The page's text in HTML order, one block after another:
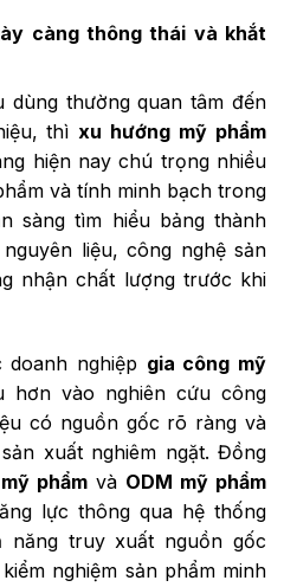
càng thông thái và khắt
dùng thường quan tâm đến
thìxu hướng mỹ phẩm
hiện nay chú trọng nhiều
và tính minh bạch trong
sàng tìm hiểu bảng thành
liệu, công nghệ sản
nhận chất lượng trước khi
nghiệp gia công mỹ
hơn vào nghiên cứu công
có nguồn gốc rõ ràng và
xuất nghiêm ngặt. Đồng
phẩm và ODM mỹ phẩm
lực thông qua hệ thống
năng truy xuất nguồn gốc
nghiệm sản phẩm minh